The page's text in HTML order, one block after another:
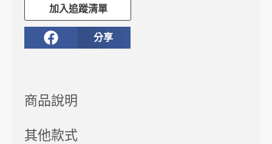
加入追蹤清單
分享
商品說明
其他款式